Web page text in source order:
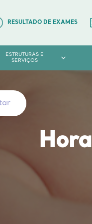
RESULTADO DE EXAMES
ESTRUTURAS E
SERVIÇOS